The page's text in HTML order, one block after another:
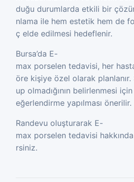
duğu durumlarda etkili bir
nlama ile hem estetik hem de
ç elde edilmesi hedeflenir.
Bursa’da E-
max porselen tedavisi, her
öre kişiye özel olarak
up olmadığının belirlenmesi
eğerlendirme yapılması önerilir.
Randevu oluşturarak E-
max porselen tedavisi
rsiniz.